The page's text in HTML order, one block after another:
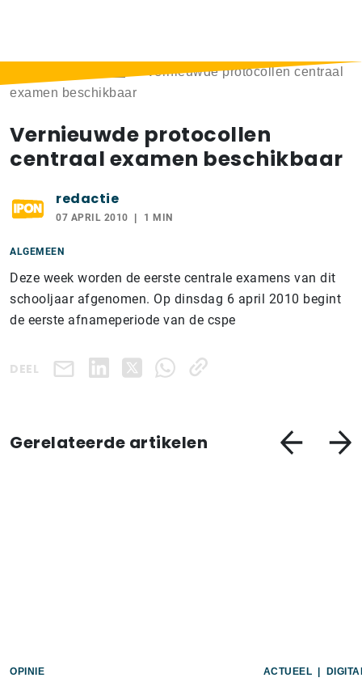
Vernieuwde protocollen centraal
examen beschikbaar
Vernieuwde protocollen
centraal examen beschikbaar
redactie
07 APRIL 2010 1 MIN
ALGEMEEN
Deze week worden de eerste centrale examens van dit
schooljaar afgenomen. Op dinsdag 6 april 2010 begint
de eerste afnameperiode van de cspe
DEEL
Gerelateerde artikelen
OPINIE ACTUEEL